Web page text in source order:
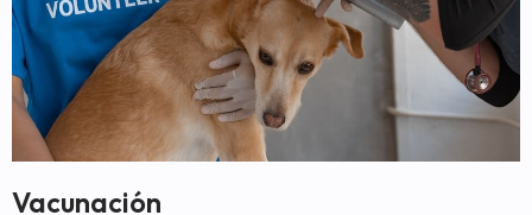
Vacunación